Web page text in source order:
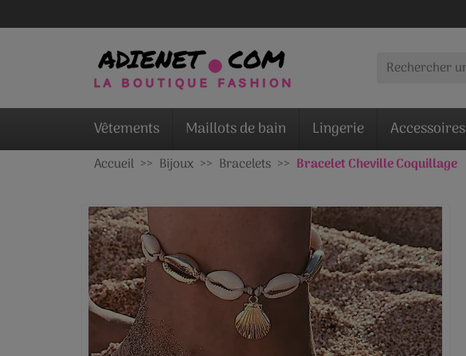
Vêtements Maillots de bain Lingerie Accessoires
Accueil Bijoux Bracelets Bracelet Cheville Coquillage